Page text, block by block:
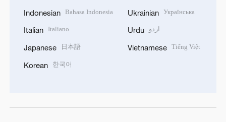
Indonesian Bahasa Indonesia
Italian Italiano
Japanese 日本語
Korean 한국어
Ukrainian Українська
Urdu اردو
Vietnamese Tiếng Việt